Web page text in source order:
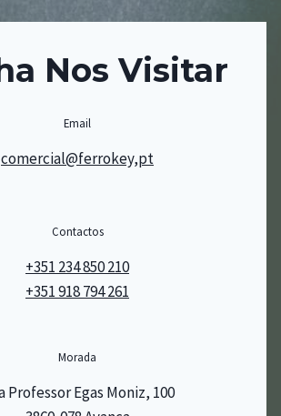
Nos Visitar
Email
comercial@ferrokey,pt
Contactos
+351 234 850 210
+351 918 794 261
Morada
Professor Egas Moniz, 100